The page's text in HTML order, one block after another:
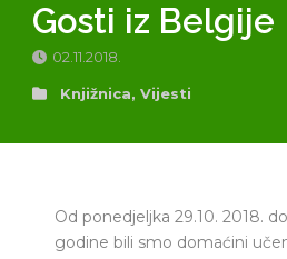
Gosti iz Belgije
02.11.2018.
Knjižnica, Vijesti
Od ponedjeljka 29.10. 2018.
godine bili smo domaćini